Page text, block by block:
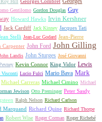
Gentilomo Gordon Douglas Guy
Howard Hawks Irvin Kershner
Jack Cardiff Jack Kinney Jacques Tati
Stelli Jean-Luc Godard Jean-Pierre
Carpenter John Ford John Gilling
Landis John Sturges José Giovanni
Kevin Connor King Vidor Lewis
Visconti Lucio Fulci Mario Bava Mark
Michael Carreras Michael Cimino Michael
Jewison Otto Preminger Peter Sasdy
Ralph Nelson Richard Carlson
Marquand Richard Quine Richard Thorpe
Robert Wise Roger Corman Roger Richebé